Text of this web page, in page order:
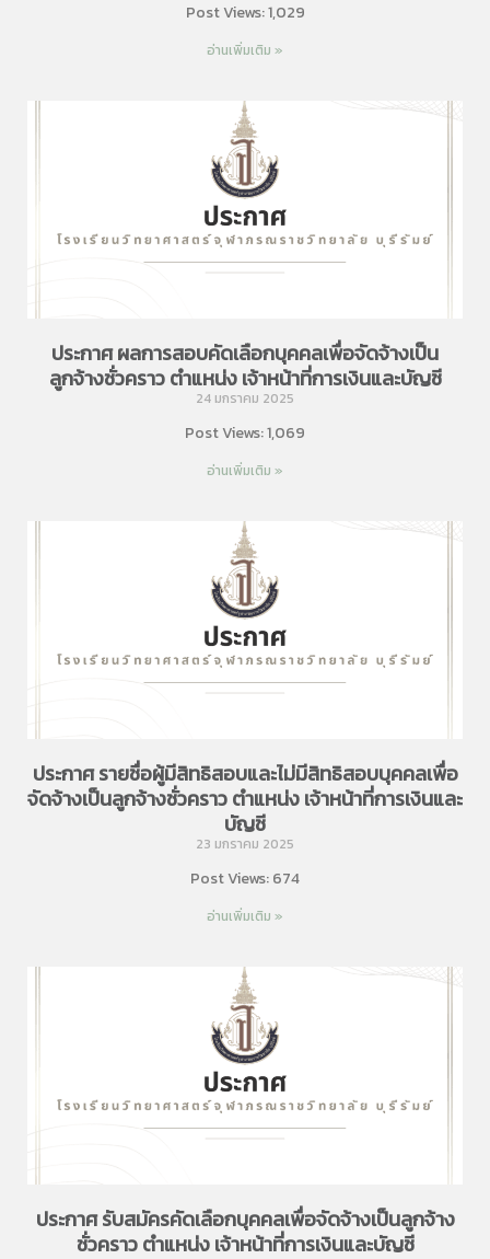
Post Views: 1,029
อ่านเพิ่มเติม »
ประกาศ ผลการสอบคัดเลือกบุคคลเพื่อจัดจ้างเป็น
ลูกจ้างชั่วคราว ตำแหน่ง เจ้าหน้าที่การเงินและบัญชี
24 มกราคม 2025
Post Views: 1,069
อ่านเพิ่มเติม »
ประกาศ รายชื่อผู้มีสิทธิสอบและไม่มีสิทธิสอบบุคคลเพื่อ
จัดจ้างเป็นลูกจ้างชั่วคราว ตำแหน่ง เจ้าหน้าที่การเงินและ
บัญชี
23 มกราคม 2025
Post Views: 674
อ่านเพิ่มเติม »
ประกาศ รับสมัครคัดเลือกบุคคลเพื่อจัดจ้างเป็นลูกจ้าง
ชั่วคราว ตำแหน่ง เจ้าหน้าที่การเงินและบัญชี